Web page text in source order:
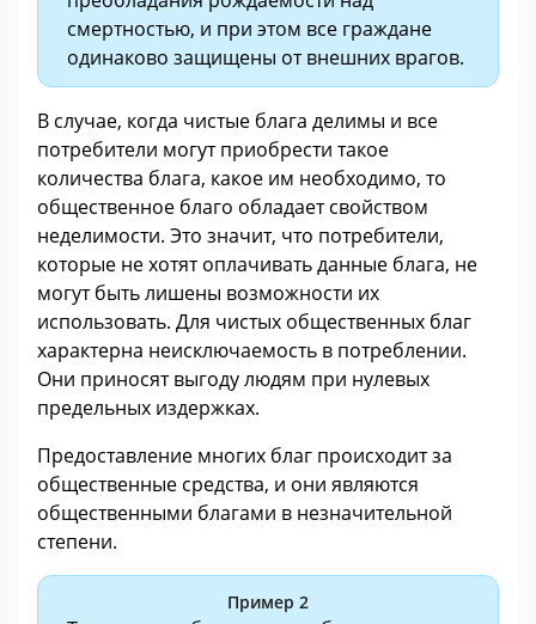
смертностью, и при этом все граждане
одинаково защищены от внешних врагов.
В случае, когда чистые блага делимы и все
потребители могут приобрести такое
количества блага, какое им необходимо, то
общественное благо обладает свойством
неделимости. Это значит, что потребители,
которые не хотят оплачивать данные блага, не
могут быть лишены возможности их
использовать. Для чистых общественных благ
характерна неисключаемость в потреблении.
Они приносят выгоду людям при нулевых
предельных издержках.
Предоставление многих благ происходит за
общественные средства, и они являются
общественными благами в незначительной
степени.
Пример 2